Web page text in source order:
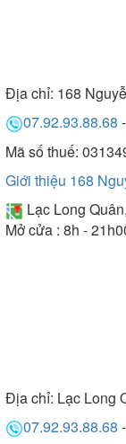
Địa chỉ: 168
07.92.93.88.68 -
Mã số thuế:
Giới thiệu 168
Lạc Long
Mở cửa : 8h -
Địa chỉ: Lạc Long
07.92.93.88.68 -